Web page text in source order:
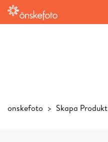
onskefoto Skapa Produkt